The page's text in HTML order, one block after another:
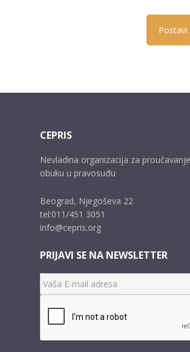
CEPRIS
Nevladina organizacija za
obuku u pravosuđu
Beograd, Njegoševa 22
tel:011/451 3051
info@cepris.org
PRIJAVI SE NA NEWSLETTER